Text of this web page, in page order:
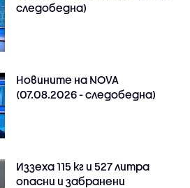
следобедна)
Новините на NOVA
(07.08.2026 - следобедна)
Иззеха 115 кг и 527 литра
опасни и забранени